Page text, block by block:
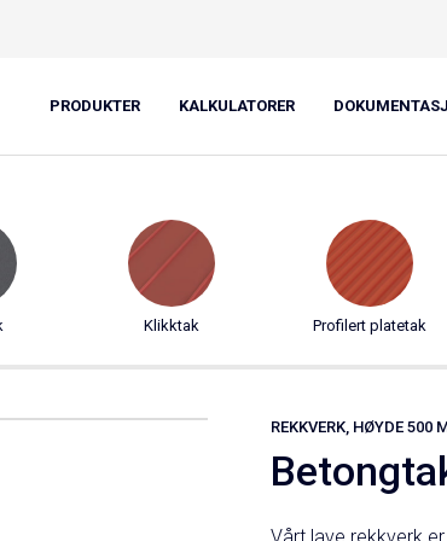
PRODUKTER KALKULATORER
høyde 500 mm
Klikktak Profilert platetak
REKKVERK, HØYDE 500